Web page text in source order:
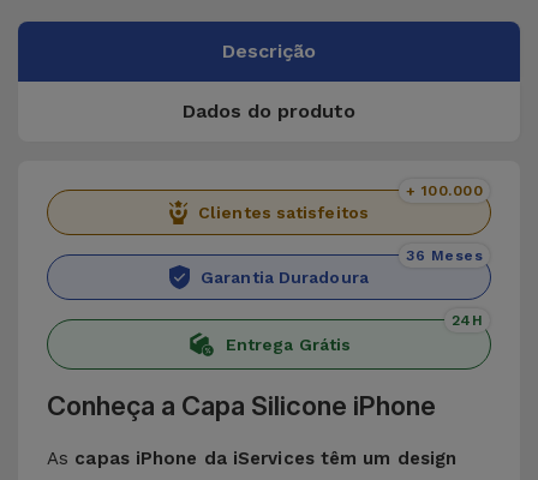
Descrição
Dados do produto
Clientes satisfeitos
+ 100.000
Garantia Duradoura
36 Meses
Entrega Grátis
24H
Conheça a Capa Silicone iPhone
As capas iPhone da iServices têm um design